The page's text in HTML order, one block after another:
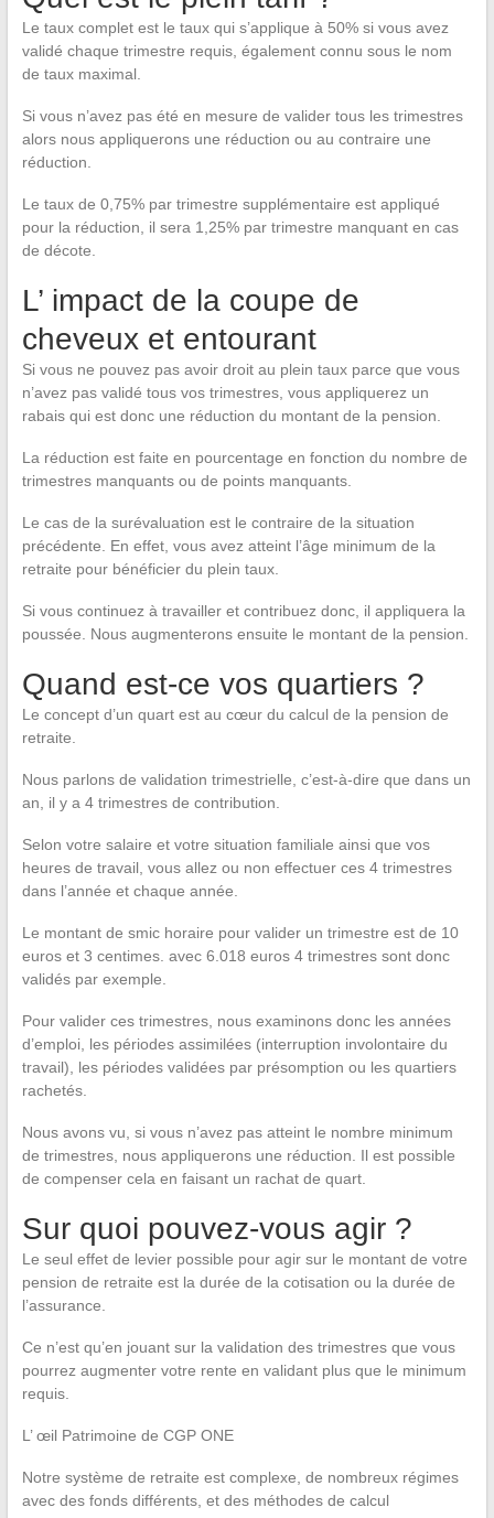
Le taux complet est le taux qui s’applique à 50% si vous avez
validé chaque trimestre requis, également connu sous le nom
de taux maximal.
Si vous n’avez pas été en mesure de valider tous les trimestres
alors nous appliquerons une réduction ou au contraire une
réduction.
Le taux de 0,75% par trimestre supplémentaire est appliqué
pour la réduction, il sera 1,25% par trimestre manquant en cas
de décote.
L’ impact de la coupe de
cheveux et entourant
Si vous ne pouvez pas avoir droit au plein taux parce que vous
n’avez pas validé tous vos trimestres, vous appliquerez un
rabais qui est donc une réduction du montant de la pension.
La réduction est faite en pourcentage en fonction du nombre de
trimestres manquants ou de points manquants.
Le cas de la surévaluation est le contraire de la situation
précédente. En effet, vous avez atteint l’âge minimum de la
retraite pour bénéficier du plein taux.
Si vous continuez à travailler et contribuez donc, il appliquera la
poussée. Nous augmenterons ensuite le montant de la pension.
Quand est-ce vos quartiers ?
Le concept d’un quart est au cœur du calcul de la pension de
retraite.
Nous parlons de validation trimestrielle, c’est-à-dire que dans un
an, il y a 4 trimestres de contribution.
Selon votre salaire et votre situation familiale ainsi que vos
heures de travail, vous allez ou non effectuer ces 4 trimestres
dans l’année et chaque année.
Le montant de smic horaire pour valider un trimestre est de 10
euros et 3 centimes. avec 6.018 euros 4 trimestres sont donc
validés par exemple.
Pour valider ces trimestres, nous examinons donc les années
d’emploi, les périodes assimilées (interruption involontaire du
travail), les périodes validées par présomption ou les quartiers
rachetés.
Nous avons vu, si vous n’avez pas atteint le nombre minimum
de trimestres, nous appliquerons une réduction. Il est possible
de compenser cela en faisant un rachat de quart.
Sur quoi pouvez-vous agir ?
Le seul effet de levier possible pour agir sur le montant de votre
pension de retraite est la durée de la cotisation ou la durée de
l’assurance.
Ce n’est qu’en jouant sur la validation des trimestres que vous
pourrez augmenter votre rente en validant plus que le minimum
requis.
L’ œil Patrimoine de CGP ONE
Notre système de retraite est complexe, de nombreux régimes
avec des fonds différents, et des méthodes de calcul